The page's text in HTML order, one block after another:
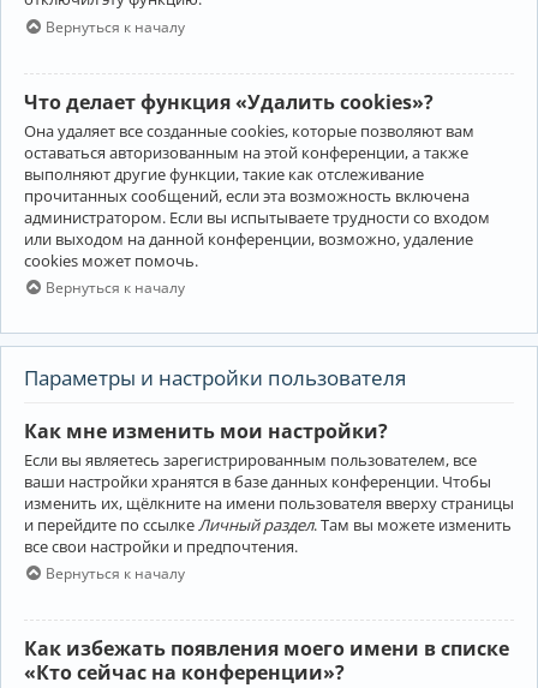
Вернуться к началу
Что делает функция «Удалить cookies»?
Она удаляет все созданные cookies, которые позволяют вам
оставаться авторизованным на этой конференции, а также
выполняют другие функции, такие как отслеживание
прочитанных сообщений, если эта возможность включена
администратором. Если вы испытываете трудности со входом
или выходом на данной конференции, возможно, удаление
cookies может помочь.
Вернуться к началу
Параметры и настройки пользователя
Как мне изменить мои настройки?
Если вы являетесь зарегистрированным пользователем, все
ваши настройки хранятся в базе данных конференции. Чтобы
изменить их, щёлкните на имени пользователя вверху страницы
и перейдите по ссылке Личный раздел. Там вы можете изменить
все свои настройки и предпочтения.
Вернуться к началу
Как избежать появления моего имени в списке
«Кто сейчас на конференции»?